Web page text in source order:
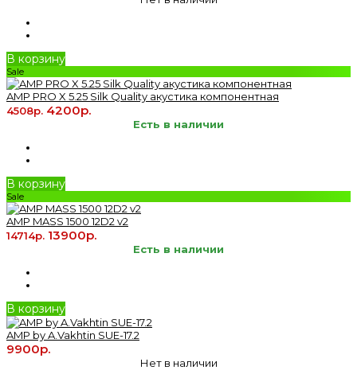
В корзину
Sale
AMP PRO X 5.25 Silk Quality акустика компонентная
4508р. 4200р.
Есть в наличии
В корзину
Sale
AMP MASS 1500 12D2 v2
14714р. 13900р.
Есть в наличии
В корзину
AMP by A.Vakhtin SUE-17.2
9900р.
Нет в наличии